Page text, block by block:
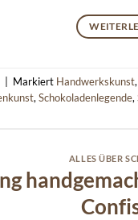
Markiert Handwerkskunst,
, Schokoladenlegende,
ALLES ÜBER